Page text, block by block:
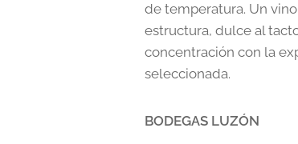
de temperatura. Un
estructura, dulce al
concentración con la
seleccionada.
BODEGAS LUZÓN